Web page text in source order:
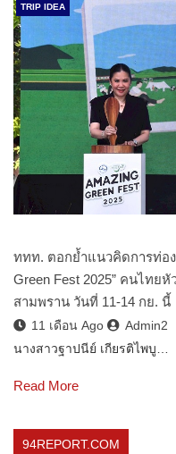
TRIP IDEA
ททท. ตอกย้ำแนวคิดการท่อง
Green Fest 2025” คนไทย
สามพราน วันที่ 11-14 กย. นี้
11 เดือน Ago
Admin2
นางสาวฐาปนีย์ เกียรติไพบู…
Read More
94REPORT.COM